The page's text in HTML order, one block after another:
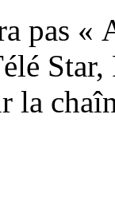
pas «
la